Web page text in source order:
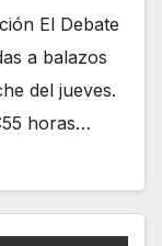
El Debate
a balazos
del jueves.
horas…